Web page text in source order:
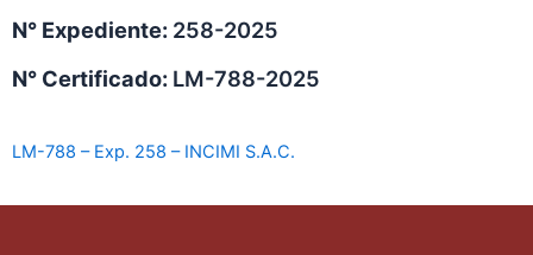
N° Expediente: 258-2025
N° Certificado: LM-788-2025
LM-788 – Exp. 258 – INCIMI S.A.C.